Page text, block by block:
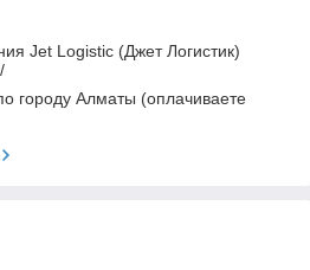
Jet Logistic (Джет Логистик)
городу Алматы (оплачиваете